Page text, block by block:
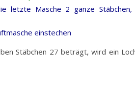
letzte Masche 2 ganze Stäbchen,
einstechen
Stäbchen 27 beträgt, wird ein